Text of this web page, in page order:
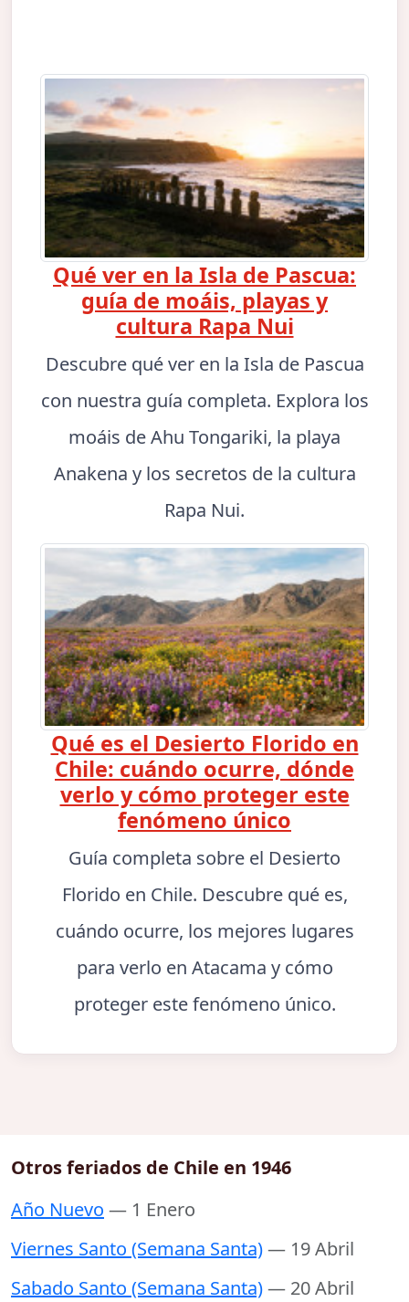
Qué ver en la Isla de Pascua:
guía de moáis, playas y
cultura Rapa Nui
Descubre qué ver en la Isla de Pascua
con nuestra guía completa. Explora los
moáis de Ahu Tongariki, la playa
Anakena y los secretos de la cultura
Rapa Nui.
Qué es el Desierto Florido en
Chile: cuándo ocurre, dónde
verlo y cómo proteger este
fenómeno único
Guía completa sobre el Desierto
Florido en Chile. Descubre qué es,
cuándo ocurre, los mejores lugares
para verlo en Atacama y cómo
proteger este fenómeno único.
Otros feriados de Chile en 1946
Año Nuevo — 1 Enero
Viernes Santo (Semana Santa)— 19 Abril
Sabado Santo (Semana Santa)— 20 Abril